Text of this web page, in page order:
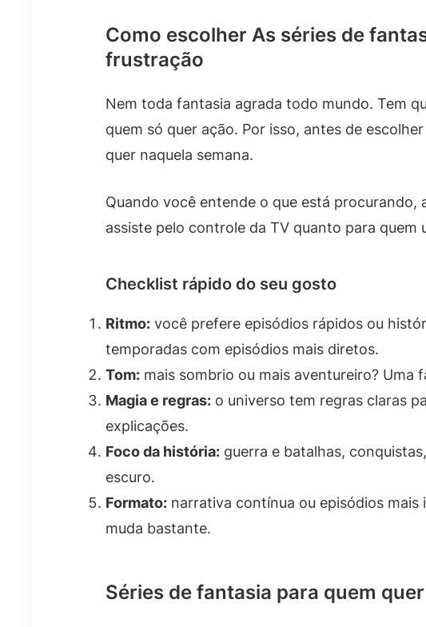
Como escolher As séries de
frustração
Nem toda fantasia agrada todo mundo. Tem
quem só quer ação. Por isso, antes de
quer naquela semana.
Quando você entende o que está
assiste pelo controle da TV quanto para quem
Checklist rápido do seu gosto
Ritmo: você prefere episódios rápidos ou
temporadas com episódios mais diretos.
Tom: mais sombrio ou mais aventureiro?
Magia e regras: o universo tem regras claras
explicações.
Foco da história: guerra e batalhas,
escuro.
Formato: narrativa contínua ou episódios
muda bastante.
Séries de fantasia para quem